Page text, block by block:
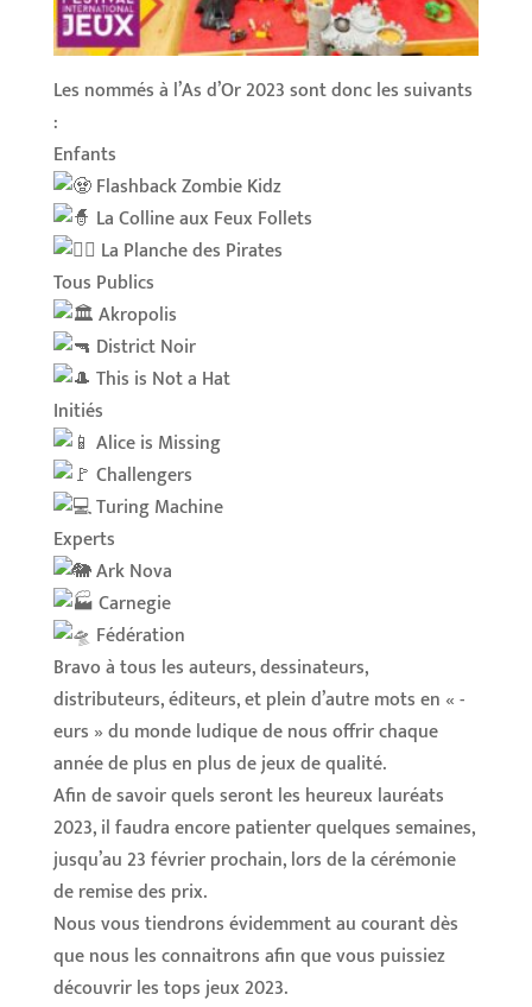
Les nommés à l’As d’Or 2023 sont donc les suivants
:
Enfants
Flashback Zombie Kidz
La Colline aux Feux Follets
La Planche des Pirates
Tous Publics
Akropolis
District Noir
This is Not a Hat
Initiés
Alice is Missing
Challengers
Turing Machine
Experts
Ark Nova
Carnegie
Fédération
Bravo à tous les auteurs, dessinateurs,
distributeurs, éditeurs, et plein d’autre mots en « -
eurs » du monde ludique de nous offrir chaque
année de plus en plus de jeux de qualité.
Afin de savoir quels seront les heureux lauréats
2023, il faudra encore patienter quelques semaines,
jusqu’au 23 février prochain, lors de la cérémonie
de remise des prix.
Nous vous tiendrons évidemment au courant dès
que nous les connaitrons afin que vous puissiez
découvrir les tops jeux 2023.